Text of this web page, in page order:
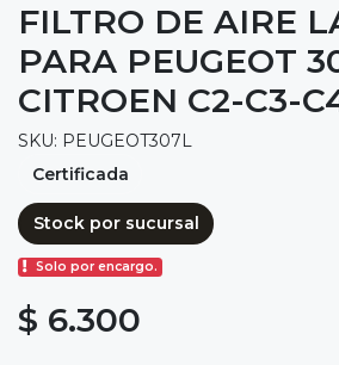
FILTRO DE AIRE
PARA PEUGEOT
CITROEN C2-C3-
SKU: PEUGEOT307L
Certificada
Stock por sucursal
Solo por encargo.
$ 6.300